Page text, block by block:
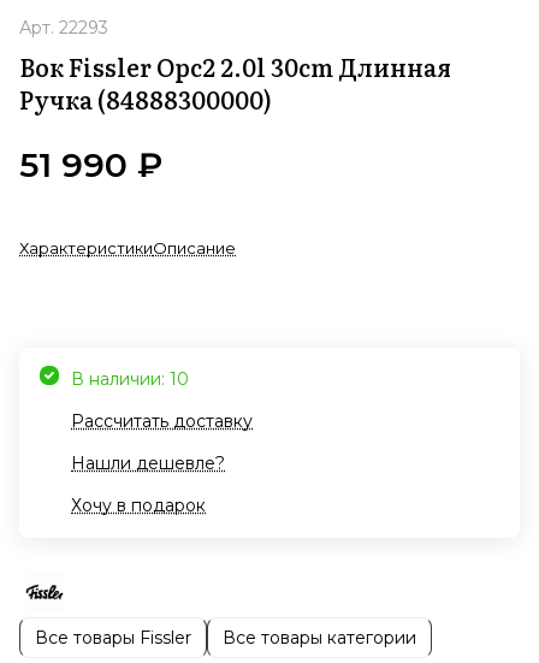
Арт. 22293
Вок Fissler Opc2 2.0l 30cm Длинная
Ручка (84888300000)
51 990 ₽
ХарактеристикиОписание
В наличии: 10
Рассчитать доставку
Нашли дешевле?
Хочу в подарок
Все товары Fissler Все товары категории